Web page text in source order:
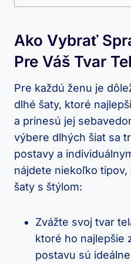
Ako Vybrať
Pre Váš Tvar⁤
Pre každú ženu‍ je
dlhé šaty,⁣ ktoré
a prinesú jej
výbere dlhých šiat sa
postavy a
nájdete niekoľko
‌šaty⁢ s štýlom:
Zvážte⁢ svoj tvar
ktoré ho najlepšie
postavu sú